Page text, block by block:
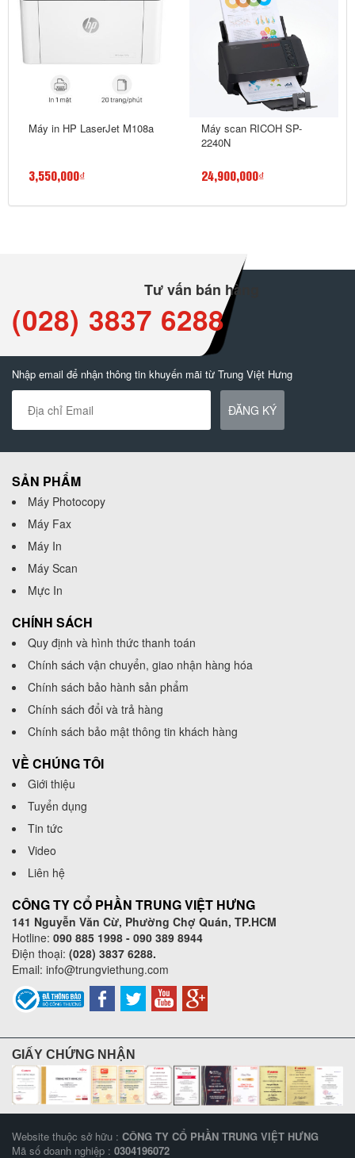
Máy in HP LaserJet M108a
3,550,000₫
Máy scan RICOH SP-
2240N
24,900,000₫
Tư vấn bán hàng
(028) 3837 6288
Nhập email để nhận thông tin khuyến mãi từ Trung Việt Hưng
ĐĂNG KÝ
SẢN PHẨM
Máy Photocopy
Máy Fax
Máy In
Máy Scan
Mực In
CHÍNH SÁCH
Quy định và hình thức thanh toán
Chính sách vận chuyển, giao nhận hàng hóa
Chính sách bảo hành sản phẩm
Chính sách đổi và trả hàng
Chính sách bảo mật thông tin khách hàng
VỀ CHÚNG TÔI
Giới thiệu
Tuyển dụng
Tin tức
Video
Liên hệ
CÔNG TY CỔ PHẦN TRUNG VIỆT HƯNG
141 Nguyễn Văn Cừ, Phường Chợ Quán, TP.HCM
Hotline: 090 885 1998 - 090 389 8944
Điện thoại: (028) 3837 6288.
Email: info@trungviethung.com
GIẤY CHỨNG NHẬN
Website thuộc sở hữu : CÔNG TY CỔ PHẦN TRUNG VIỆT HƯNG
Mã số doanh nghiệp : 0304196072